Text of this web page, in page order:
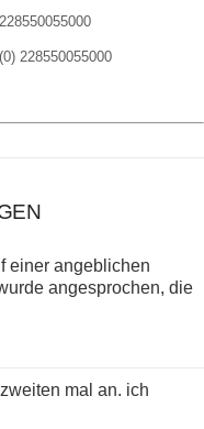
228550055000
angesprochen, die